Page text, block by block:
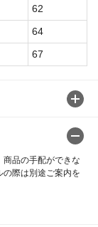
品の手配ができな
の際は別途ご案内を
62
64
67